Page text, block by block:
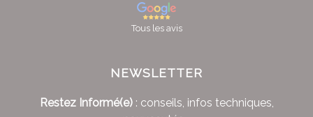
Tous les avis
NEWSLETTER
Restez Informé(e): conseils, infos techniques,